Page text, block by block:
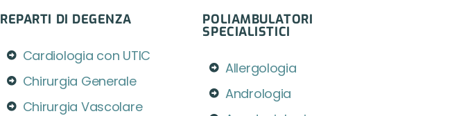
REPARTI DI DEGENZA
Cardiologia con UTIC
Chirurgia Generale
Chirurgia Vascolare
POLIAMBULATORI
SPECIALISTICI
Allergologia
Andrologia